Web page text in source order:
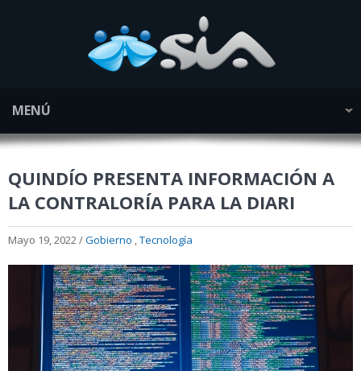
MENÚ
QUINDÍO PRESENTA INFORMACIÓN A
LA CONTRALORÍA PARA LA DIARI
Mayo 19, 2022 /Gobierno ,Tecnología